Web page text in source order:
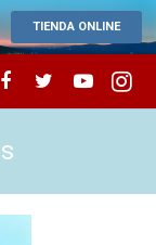
TIENDA ONLINE